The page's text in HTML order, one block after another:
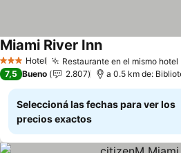
3 Estrellas
Hotel Restaurante en el mismo hotel
Miami River InnVer precios
7,5 Bueno 2.807 a 0.5 km de:
Seleccioná las fechas para ver los
precios exactos